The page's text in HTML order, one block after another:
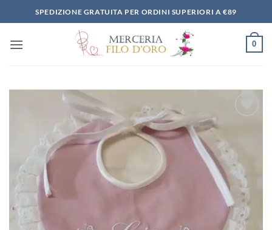
ai
SPEDIZIONE GRATUITA PER ORDINI SUPERIORI A €89
0
alla lista
desideri